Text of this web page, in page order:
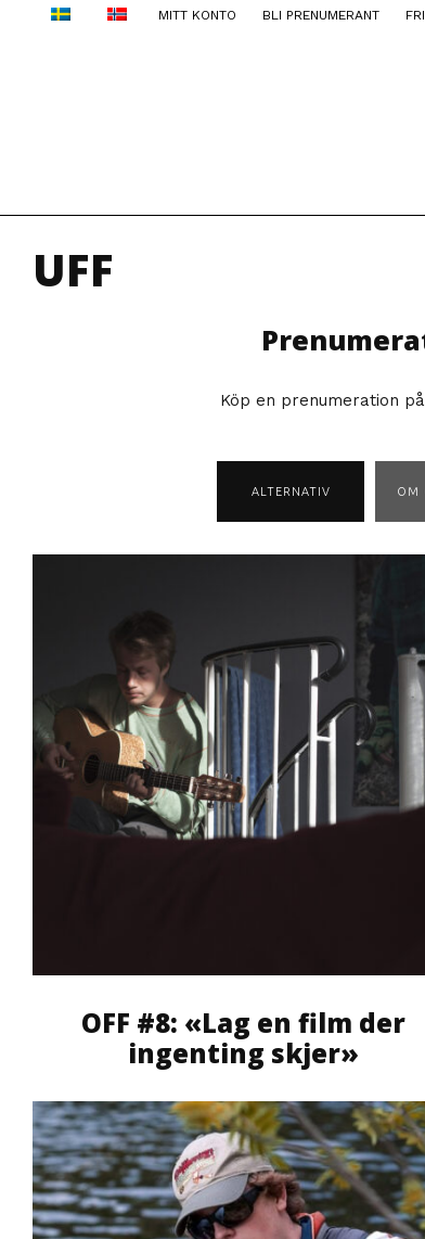
MITT KONTO BLI PRENUMERANT
UFF
Köp en prenumeration
ALTERNATIV OM
OFF #8: «Lag en film der
ingenting skjer»